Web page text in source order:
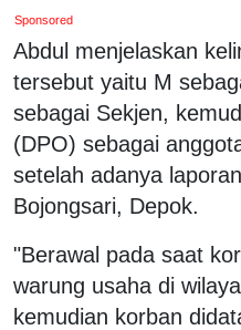
Sponsored
Abdul menjelaskan
tersebut yaitu M
sebagai Sekjen,
(DPO) sebagai
setelah adanya
Bojongsari, Depok.
"Berawal pada saat
warung usaha di
kemudian korban